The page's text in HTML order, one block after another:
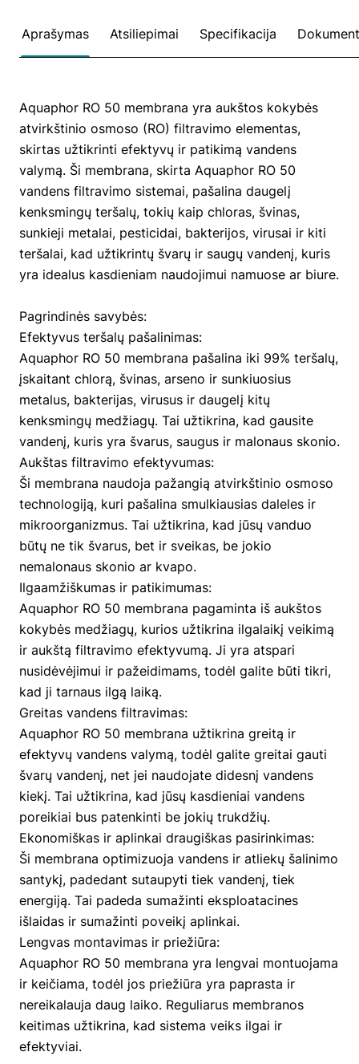
Aprašymas Atsiliepimai Specifikacija
Aquaphor RO 50 membrana yra aukštos kokybės
atvirkštinio osmoso (RO) filtravimo elementas,
skirtas užtikrinti efektyvų ir patikimą vandens
valymą. Ši membrana, skirta Aquaphor RO 50
vandens filtravimo sistemai, pašalina daugelį
kenksmingų teršalų, tokių kaip chloras, švinas,
sunkieji metalai, pesticidai, bakterijos, virusai ir kiti
teršalai, kad užtikrintų švarų ir saugų vandenį, kuris
yra idealus kasdieniam naudojimui namuose ar biure.
Pagrindinės savybės:
Efektyvus teršalų pašalinimas:
Aquaphor RO 50 membrana pašalina iki 99% teršalų,
įskaitant chlorą, švinas, arseno ir sunkiuosius
metalus, bakterijas, virusus ir daugelį kitų
kenksmingų medžiagų. Tai užtikrina, kad gausite
vandenį, kuris yra švarus, saugus ir malonaus skonio.
Aukštas filtravimo efektyvumas:
Ši membrana naudoja pažangią atvirkštinio osmoso
technologiją, kuri pašalina smulkiausias daleles ir
mikroorganizmus. Tai užtikrina, kad jūsų vanduo
būtų ne tik švarus, bet ir sveikas, be jokio
nemalonaus skonio ar kvapo.
Ilgaamžiškumas ir patikimumas:
Aquaphor RO 50 membrana pagaminta iš aukštos
kokybės medžiagų, kurios užtikrina ilgalaikį veikimą
ir aukštą filtravimo efektyvumą. Ji yra atspari
nusidėvėjimui ir pažeidimams, todėl galite būti tikri,
kad ji tarnaus ilgą laiką.
Greitas vandens filtravimas:
Aquaphor RO 50 membrana užtikrina greitą ir
efektyvų vandens valymą, todėl galite greitai gauti
švarų vandenį, net jei naudojate didesnį vandens
kiekį. Tai užtikrina, kad jūsų kasdieniai vandens
poreikiai bus patenkinti be jokių trukdžių.
Ekonomiškas ir aplinkai draugiškas pasirinkimas:
Ši membrana optimizuoja vandens ir atliekų šalinimo
santykį, padedant sutaupyti tiek vandenį, tiek
energiją. Tai padeda sumažinti eksploatacines
išlaidas ir sumažinti poveikį aplinkai.
Lengvas montavimas ir priežiūra:
Aquaphor RO 50 membrana yra lengvai montuojama
ir keičiama, todėl jos priežiūra yra paprasta ir
nereikalauja daug laiko. Reguliarus membranos
keitimas užtikrina, kad sistema veiks ilgai ir
efektyviai.